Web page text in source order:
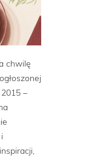
chwilę
–